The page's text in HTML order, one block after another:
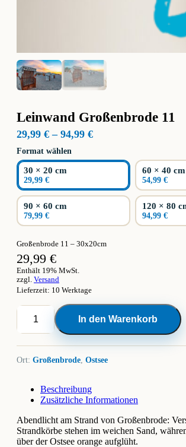
Leinwand Großenbrode 11
29,99 € – 94,99 €Preisspanne:
bis
Format wählen
30 × 20 cm
29,99 €
60 × 40 cm
54,99 €
90 × 60 cm
79,99 €
120 × 80
94,99 €
Großenbrode 11 – 30x20cm
29,99 €
Enthält 19% MwSt.
zzgl. Versand
Lieferzeit: 10 Werktage
Leinwand
Großenbrode
11
In den Warenkorb
Ort: Großenbrode, Ostsee
Beschreibung
Zusätzliche Informationen
Abendlicht am Strand von Großenbrode:
Strandkörbe stehen im weichen Sand,
über der Ostsee orange aufglüht.